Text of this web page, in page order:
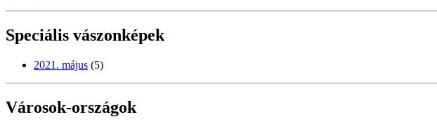
Speciális vászonképek
2021. május (5)
Városok-országok